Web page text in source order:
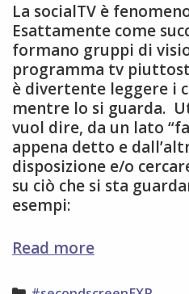
La socialTV è
Esattamente come
formano gruppi di
programma tv
è divertente leggere i
mentre lo si guarda.
vuol dire, da un lato
appena detto e
disposizione e/o
su ciò che si sta
esempi:
Read moreAncora
#2ndScreen